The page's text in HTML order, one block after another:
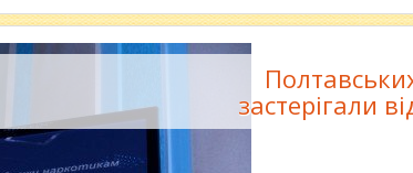
застерігали